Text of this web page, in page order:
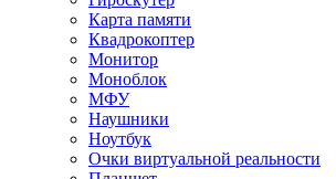
Карта памяти
Квадрокоптер
Монитор
Моноблок
МФУ
Наушники
Ноутбук
Очки виртуальной реальности